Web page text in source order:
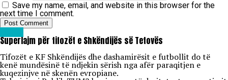
Save my name, email, and website in this browser for the
next time I comment.
Superlajm për tifozët e Shkëndijës së Tetovës
Tifozët e KF Shkëndijës dhe dashamirësit e futbollit do të
kenë mundësinë të ndjekin sërish nga afër paraqitjen e
kuqezinjve në skenën evropiane.